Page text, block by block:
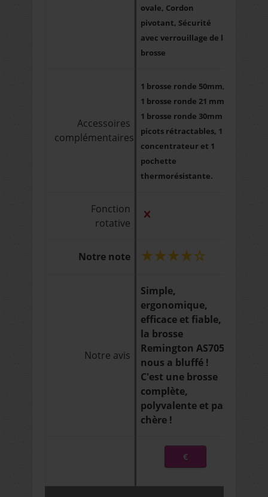
ovale, Cordon
pivotant, Sécurité
avec verrouillage de la
brosse
Accessoires
complémentaires
1 brosse ronde 50mm,
1 brosse ronde 21 mm,
1 brosse ronde 30mm à
picots rétractables, 1
concentrateur et 1
pochette
thermorésistante.
Fonction
rotative
Notre note
Notre avis
Simple,
ergonomique,
efficace et fiable,
la brosse
Remington AS7051
nous a bluffé !
C'est une brosse
complète,
polyvalente et pas
chère !
€